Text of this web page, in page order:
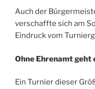
Auch der
verschaffte sich am
Eindruck vom
Ohne Ehrenamt geht
Ein Turnier dieser